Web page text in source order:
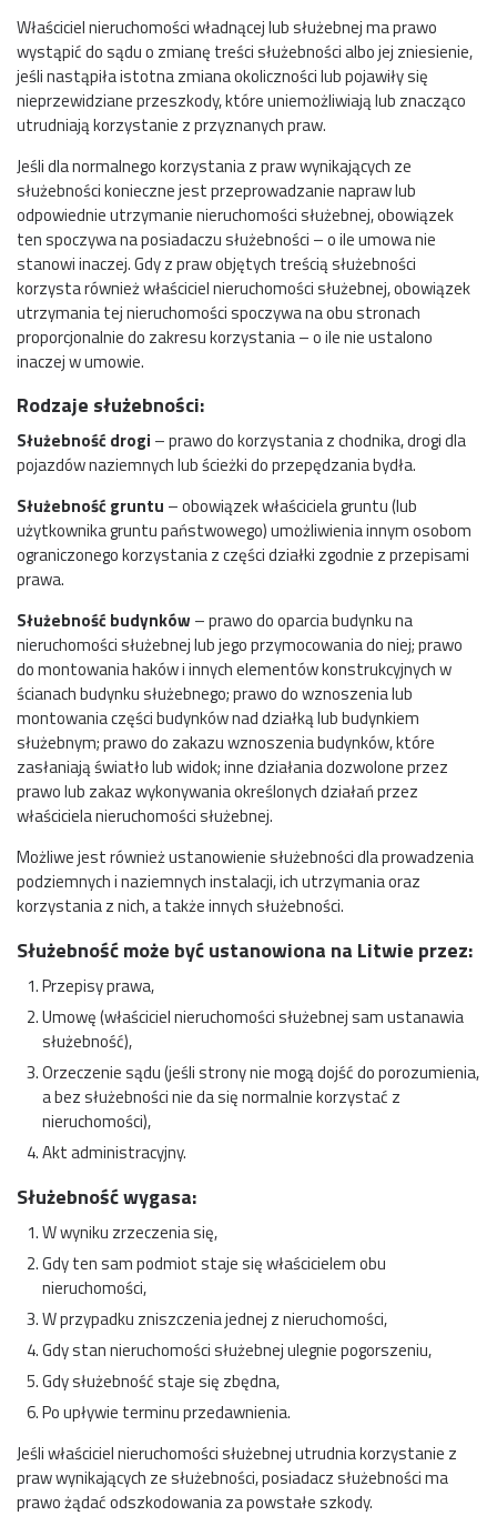
Właściciel nieruchomości władnącej lub służebnej ma prawo
wystąpić do sądu o zmianę treści służebności albo jej zniesienie,
jeśli nastąpiła istotna zmiana okoliczności lub pojawiły się
nieprzewidziane przeszkody, które uniemożliwiają lub znacząco
utrudniają korzystanie z przyznanych praw.
Jeśli dla normalnego korzystania z praw wynikających ze
służebności konieczne jest przeprowadzanie napraw lub
odpowiednie utrzymanie nieruchomości służebnej, obowiązek
ten spoczywa na posiadaczu służebności – o ile umowa nie
stanowi inaczej. Gdy z praw objętych treścią służebności
korzysta również właściciel nieruchomości służebnej, obowiązek
utrzymania tej nieruchomości spoczywa na obu stronach
proporcjonalnie do zakresu korzystania – o ile nie ustalono
inaczej w umowie.
Rodzaje służebności:
Służebność drogi – prawo do korzystania z chodnika, drogi dla
pojazdów naziemnych lub ścieżki do przepędzania bydła.
Służebność gruntu – obowiązek właściciela gruntu (lub
użytkownika gruntu państwowego) umożliwienia innym osobom
ograniczonego korzystania z części działki zgodnie z przepisami
prawa.
Służebność budynków– prawo do oparcia budynku na
nieruchomości służebnej lub jego przymocowania do niej; prawo
do montowania haków i innych elementów konstrukcyjnych w
ścianach budynku służebnego; prawo do wznoszenia lub
montowania części budynków nad działką lub budynkiem
służebnym; prawo do zakazu wznoszenia budynków, które
zasłaniają światło lub widok; inne działania dozwolone przez
prawo lub zakaz wykonywania określonych działań przez
właściciela nieruchomości służebnej.
Możliwe jest również ustanowienie służebności dla prowadzenia
podziemnych i naziemnych instalacji, ich utrzymania oraz
korzystania z nich, a także innych służebności.
Służebność może być ustanowiona na Litwie przez:
Przepisy prawa,
Umowę (właściciel nieruchomości służebnej sam ustanawia
służebność),
Orzeczenie sądu (jeśli strony nie mogą dojść do porozumienia,
a bez służebności nie da się normalnie korzystać z
nieruchomości),
Akt administracyjny.
Służebność wygasa:
W wyniku zrzeczenia się,
Gdy ten sam podmiot staje się właścicielem obu
nieruchomości,
W przypadku zniszczenia jednej z nieruchomości,
Gdy stan nieruchomości służebnej ulegnie pogorszeniu,
Gdy służebność staje się zbędna,
Po upływie terminu przedawnienia.
Jeśli właściciel nieruchomości służebnej utrudnia korzystanie z
praw wynikających ze służebności, posiadacz służebności ma
prawo żądać odszkodowania za powstałe szkody.